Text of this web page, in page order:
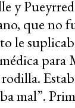
y
que no
le
para
mal”.